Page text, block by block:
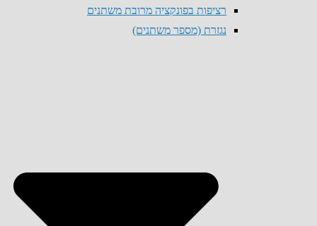
רציפות בפונקציה מרובת משתנים
נגזרת (מספר משתנים)